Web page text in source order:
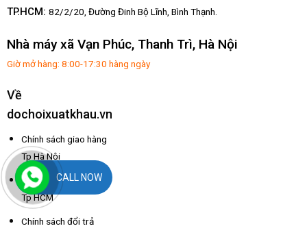
TP.HCM: 82/2/20, Đường Đinh Bộ Lĩnh, Bình Thạnh.
Nhà máy xã Vạn Phúc, Thanh Trì, Hà Nội
Giờ mở hàng: 8:00-17:30 hàng ngày
Về
dochoixuatkhau.vn
Chính sách giao hàng
Tp Hà Nội
Chính sách giao hàng
Tp HCM
Chính sách đổi trả
CALL NOW